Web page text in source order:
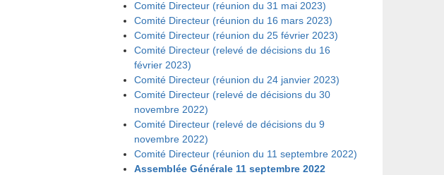
Comité Directeur (réunion du 31 mai 2023)
Comité Directeur (réunion du 16 mars 2023)
Comité Directeur (réunion du 25 février 2023)
Comité Directeur (relevé de décisions du 16
février 2023)
Comité Directeur (réunion du 24 janvier 2023)
Comité Directeur (relevé de décisions du 30
novembre 2022)
Comité Directeur (relevé de décisions du 9
novembre 2022)
Comité Directeur (réunion du 11 septembre 2022)
Assemblée Générale 11 septembre 2022